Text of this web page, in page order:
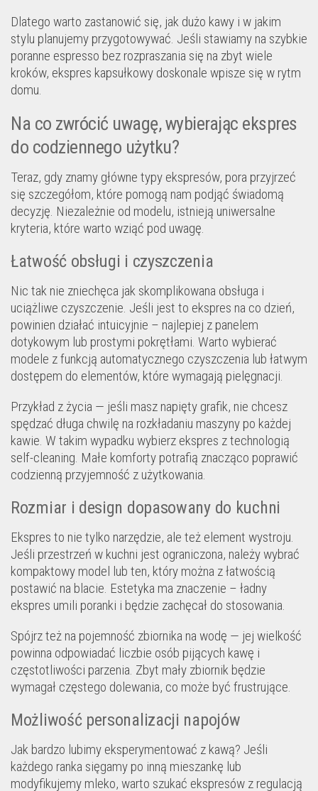
Dlatego warto zastanowić się, jak dużo kawy i w jakim
stylu planujemy przygotowywać. Jeśli stawiamy na szybkie
poranne espresso bez rozpraszania się na zbyt wiele
kroków, ekspres kapsułkowy doskonale wpisze się w rytm
domu.
Na co zwrócić uwagę, wybierając ekspres
do codziennego użytku?
Teraz, gdy znamy główne typy ekspresów, pora przyjrzeć
się szczegółom, które pomogą nam podjąć świadomą
decyzję. Niezależnie od modelu, istnieją uniwersalne
kryteria, które warto wziąć pod uwagę.
Łatwość obsługi i czyszczenia
Nic tak nie zniechęca jak skomplikowana obsługa i
uciążliwe czyszczenie. Jeśli jest to ekspres na co dzień,
powinien działać intuicyjnie – najlepiej z panelem
dotykowym lub prostymi pokrętłami. Warto wybierać
modele z funkcją automatycznego czyszczenia lub łatwym
dostępem do elementów, które wymagają pielęgnacji.
Przykład z życia — jeśli masz napięty grafik, nie chcesz
spędzać długa chwilę na rozkładaniu maszyny po każdej
kawie. W takim wypadku wybierz ekspres z technologią
self-cleaning. Małe komforty potrafią znacząco poprawić
codzienną przyjemność z użytkowania.
Rozmiar i design dopasowany do kuchni
Ekspres to nie tylko narzędzie, ale też element wystroju.
Jeśli przestrzeń w kuchni jest ograniczona, należy wybrać
kompaktowy model lub ten, który można z łatwością
postawić na blacie. Estetyka ma znaczenie – ładny
ekspres umili poranki i będzie zachęcał do stosowania.
Spójrz też na pojemność zbiornika na wodę — jej wielkość
powinna odpowiadać liczbie osób pijących kawę i
częstotliwości parzenia. Zbyt mały zbiornik będzie
wymagał częstego dolewania, co może być frustrujące.
Możliwość personalizacji napojów
Jak bardzo lubimy eksperymentować z kawą? Jeśli
każdego ranka sięgamy po inną mieszankę lub
modyfikujemy mleko, warto szukać ekspresów z regulacją